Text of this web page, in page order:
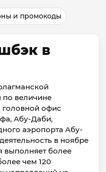
и промокоды
в
по величине
офис
Абу-Даби,
аэропорта Абу-
в ноябре
выполняет более
чем 120